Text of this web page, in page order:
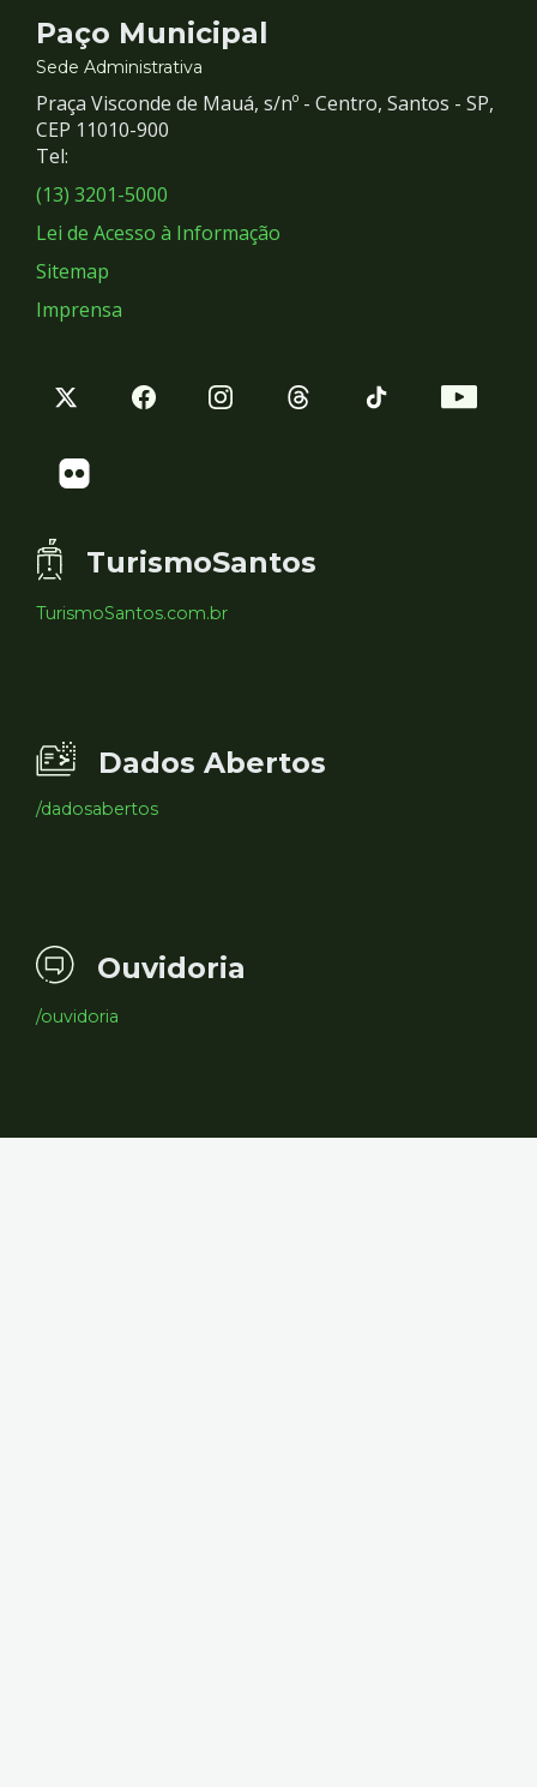
Contato
e
Redes
Sociais
Paço Municipal
Sede Administrativa
Praça Visconde de Mauá, s/nº - Centro, Santos - SP,
CEP 11010-900
Tel:
(13) 3201-5000
Lei de Acesso à Informação
Sitemap
Imprensa
TurismoSantos
TurismoSantos.com.br
Dados Abertos
/dadosabertos
Ouvidoria
/ouvidoria